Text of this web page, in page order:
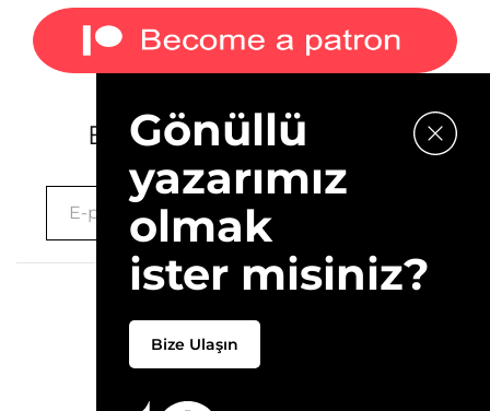
E-bültenimize kaydolun.
Hakkımızda
Gönüllü
yazarımız
olmak
ister misiniz?
Bize Ulaşın